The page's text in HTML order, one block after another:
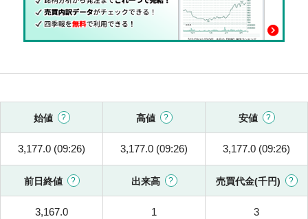
始値 高値 安値
3,177.0 (09:26) 3,177.0 (09:26) 3,177.0 (09:26)
前日終値 出来高 売買代金(千円)
3,167.0 1 3